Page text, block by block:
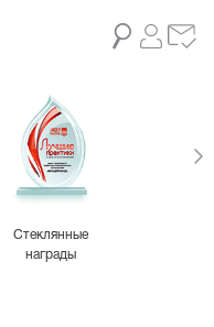
Стеклянные
награды